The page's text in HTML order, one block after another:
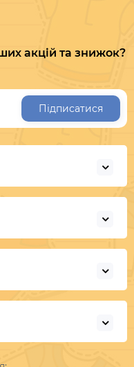
акцій та знижок?
Підписатися